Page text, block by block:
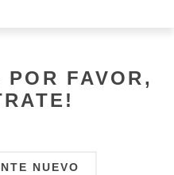
POR FAVOR,
NUEVO